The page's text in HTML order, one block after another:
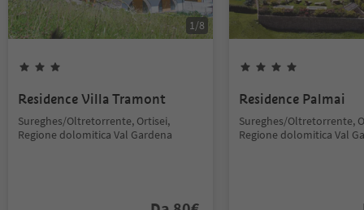
1/8
Residence Villa Tramont
Sureghes/Oltretorrente, Ortisei,
Regione dolomitica Val Gardena
Residence Palmai
Sureghes/Oltretorrente,
Regione dolomitica Val